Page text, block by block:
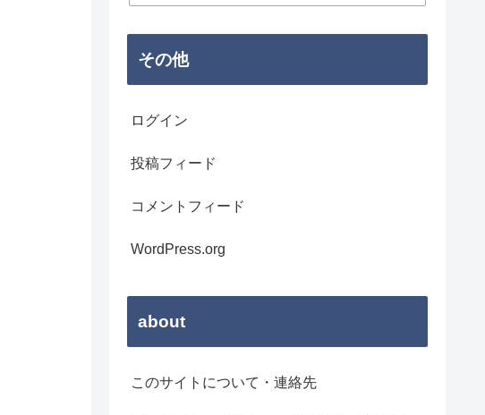
その他
ログイン
投稿フィード
コメントフィード
WordPress.org
about
このサイトについて・連絡先